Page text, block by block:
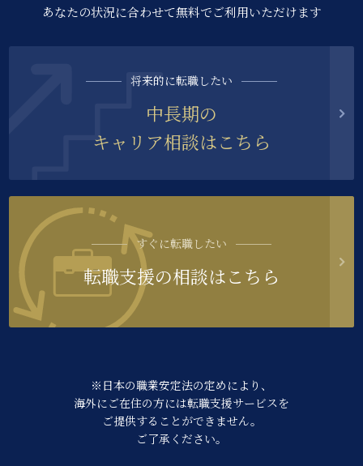
あなたの状況に合わせて無料でご利用いただけます
将来的に転職したい
中長期の
キャリア相談はこちら
すぐに転職したい
転職支援の相談はこちら
※日本の職業安定法の定めにより、
海外にご在住の方には転職支援サービスを
ご提供することができません。
ご了承ください。